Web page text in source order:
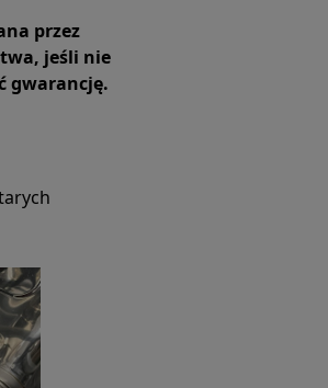
przez
jeśli nie
gwarancję.